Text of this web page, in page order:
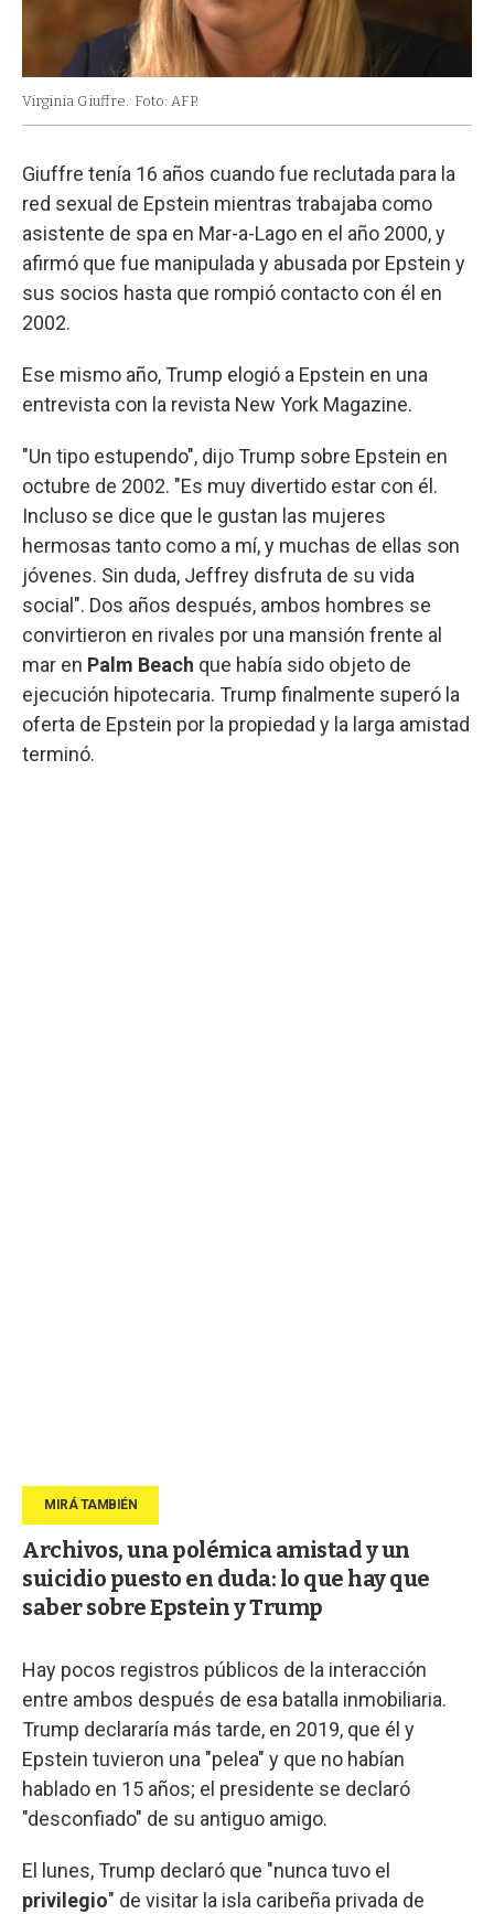
Virginia Giuffre. Foto: AFP.
Giuffre tenía 16 años cuando fue reclutada para la
red sexual de Epstein mientras trabajaba como
asistente de spa en Mar-a-Lago en el año 2000, y
afirmó que fue manipulada y abusada por Epstein y
sus socios hasta que rompió contacto con él en
2002.
Ese mismo año, Trump elogió a Epstein en una
entrevista con la revista New York Magazine.
"Un tipo estupendo", dijo Trump sobre Epstein en
octubre de 2002. "Es muy divertido estar con él.
Incluso se dice que le gustan las mujeres
hermosas tanto como a mí, y muchas de ellas son
jóvenes. Sin duda, Jeffrey disfruta de su vida
social". Dos años después, ambos hombres se
convirtieron en rivales por una mansión frente al
mar en Palm Beach que había sido objeto de
ejecución hipotecaria. Trump finalmente superó la
oferta de Epstein por la propiedad y la larga amistad
terminó.
Archivos, una polémica amistad y un
suicidio puesto en duda: lo que hay que
saber sobre Epstein y Trump
Hay pocos registros públicos de la interacción
entre ambos después de esa batalla inmobiliaria.
Trump declararía más tarde, en 2019, que él y
Epstein tuvieron una "pelea" y que no habían
hablado en 15 años; el presidente se declaró
"desconfiado" de su antiguo amigo.
El lunes, Trump declaró que "nunca tuvo el
privilegio" de visitar la isla caribeña privada de